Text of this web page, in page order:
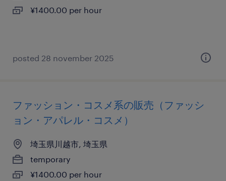
¥1400.00 per hour
posted 28 november 2025
ファッション・コスメ系の販売（ファッシ
ョン・アパレル・コスメ）
埼玉県川越市, 埼玉県
temporary
¥1400.00 per hour